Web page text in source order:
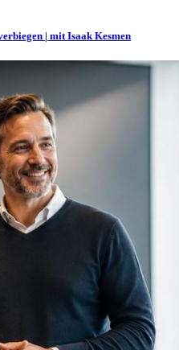
| mit Isaak Kesmen